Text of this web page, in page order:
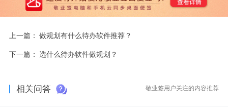
上一篇： 做规划有什么待办软件推荐？
下一篇： 选什么待办软件做规划？
相关问答 敬业签用户关注的内容推荐